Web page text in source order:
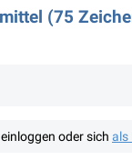
(75
oder sich als